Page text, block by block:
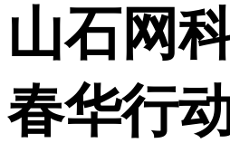
山石网
春华行